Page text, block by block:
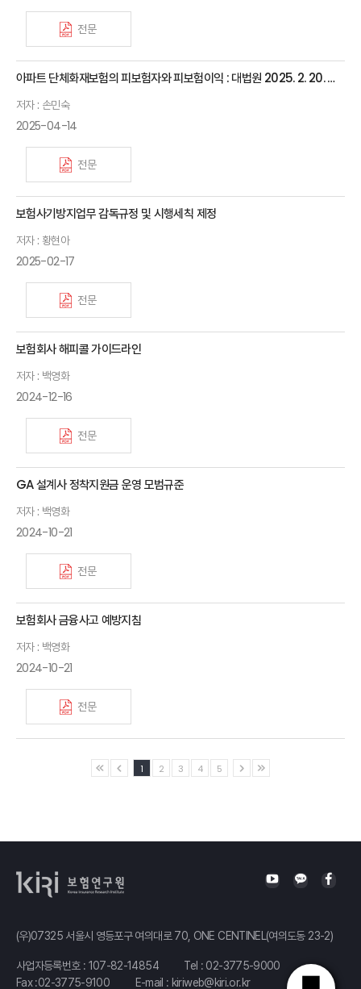
전문
아파트 단체화재보험의 피보험자와 피보험이익 : 대법원 2025. 2. 20. 선고 2024다210837 판결
저자 : 손민숙
2025-04-14
전문
보험사기방지업무 감독규정 및 시행세칙 제정
저자 : 황현아
2025-02-17
전문
보험회사 해피콜 가이드라인
저자 : 백영화
2024-12-16
전문
GA 설계사 정착지원금 운영 모범규준
저자 : 백영화
2024-10-21
전문
보험회사 금융사고 예방지침
저자 : 백영화
2024-10-21
전문
1 2 3 4 5
(우)07325 서울시 영등포구 여의대로 70, ONE CENTINEL(여의도동 23-2)
사업자등록번호 : 107-82-14854 Tel : 02-3775-9000
Fax :02-3775-9100
E-mail : kiriweb@kiri.or.kr